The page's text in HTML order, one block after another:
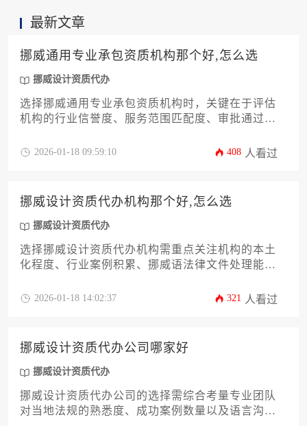
最新文章
挪威通用专业承包资质机构那个好,怎么选
挪威设计资质代办
选择挪威通用专业承包资质机构时，关键在于评估
机构的行业信誉度、服务范围匹配度、审批通过率
最适合企业具体需求的合作伙伴。本文将通过十二
2026-01-18 09:59:10 408 人看过
挪威设计资质代办机构那个好,怎么选
挪威设计资质代办
选择挪威设计资质代办机构需重点关注机构的本土
化程度、行业案例积累、挪威语法律文件处理能力
合作试水、实地考察过往成功案例、对比隐形服务
2026-01-18 14:02:37 321 人看过
挪威设计资质代办公司哪家好
挪威设计资质代办
挪威设计资质代办公司的选择需综合考量专业团队
对当地法规的熟悉度、成功案例数量以及语言沟通